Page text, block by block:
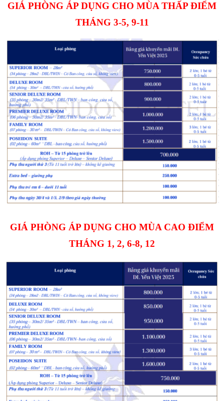
GIÁ PHÒNG ÁP DỤNG CHO MÙA THẤP ĐIỂM
THÁNG 3-5, 9-11
GIÁ PHÒNG ÁP DỤNG CHO MÙA CAO ĐIỂM
THÁNG 1, 2, 6-8, 12